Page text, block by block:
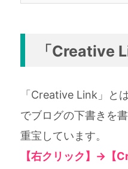
「Creative
「Creative Link」と
でブログの下書きを
重宝しています。
【右クリック】→【